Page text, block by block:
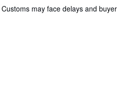
may face delays and